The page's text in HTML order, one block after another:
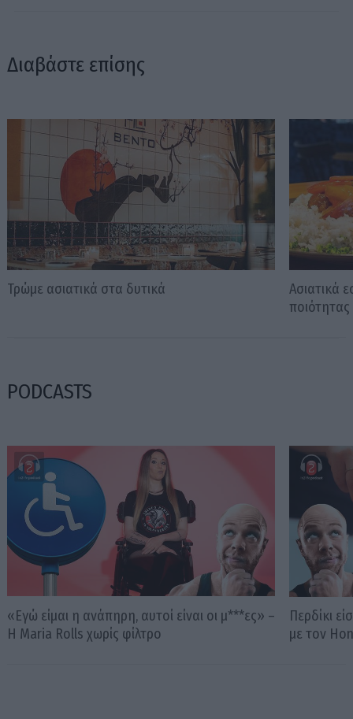
Διαβάστε επίσης
Τρώμε ασιατικά στα δυτικά
Ασιατικά
ποιότητας
PODCASTS
«Εγώ είμαι η ανάπηρη, αυτοί είναι οι μ***ες» –
Η Maria Rolls χωρίς φίλτρο
Περδίκι
με τον